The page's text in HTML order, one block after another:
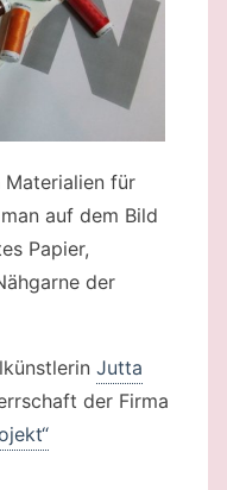
Materialien für
auf dem Bild
Papier,
der
Jutta
der Firma